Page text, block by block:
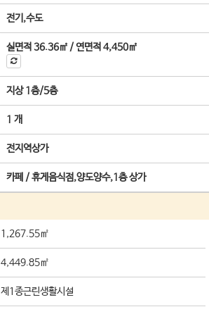
전기,수도
실면적36.36㎡ /연면적4,450㎡
지상 1층/5층
1 개
전지역상가
카페 / 휴게음식점,양도양수,1층 상가
1,267.55㎡
4,449.85㎡
제1종근린생활시설